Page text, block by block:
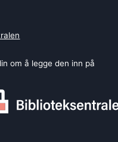
om å legge den inn på